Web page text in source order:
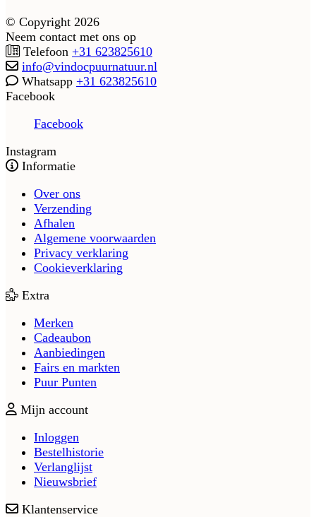
© Copyright 2026
Neem contact met ons op
Telefoon +31 623825610
info@vindocpuurnatuur.nl
Whatsapp +31 623825610
Facebook
Facebook
Instagram
Informatie
Over ons
Verzending
Afhalen
Algemene voorwaarden
Privacy verklaring
Cookieverklaring
Extra
Merken
Cadeaubon
Aanbiedingen
Fairs en markten
Puur Punten
Mijn account
Inloggen
Bestelhistorie
Verlanglijst
Nieuwsbrief
Klantenservice